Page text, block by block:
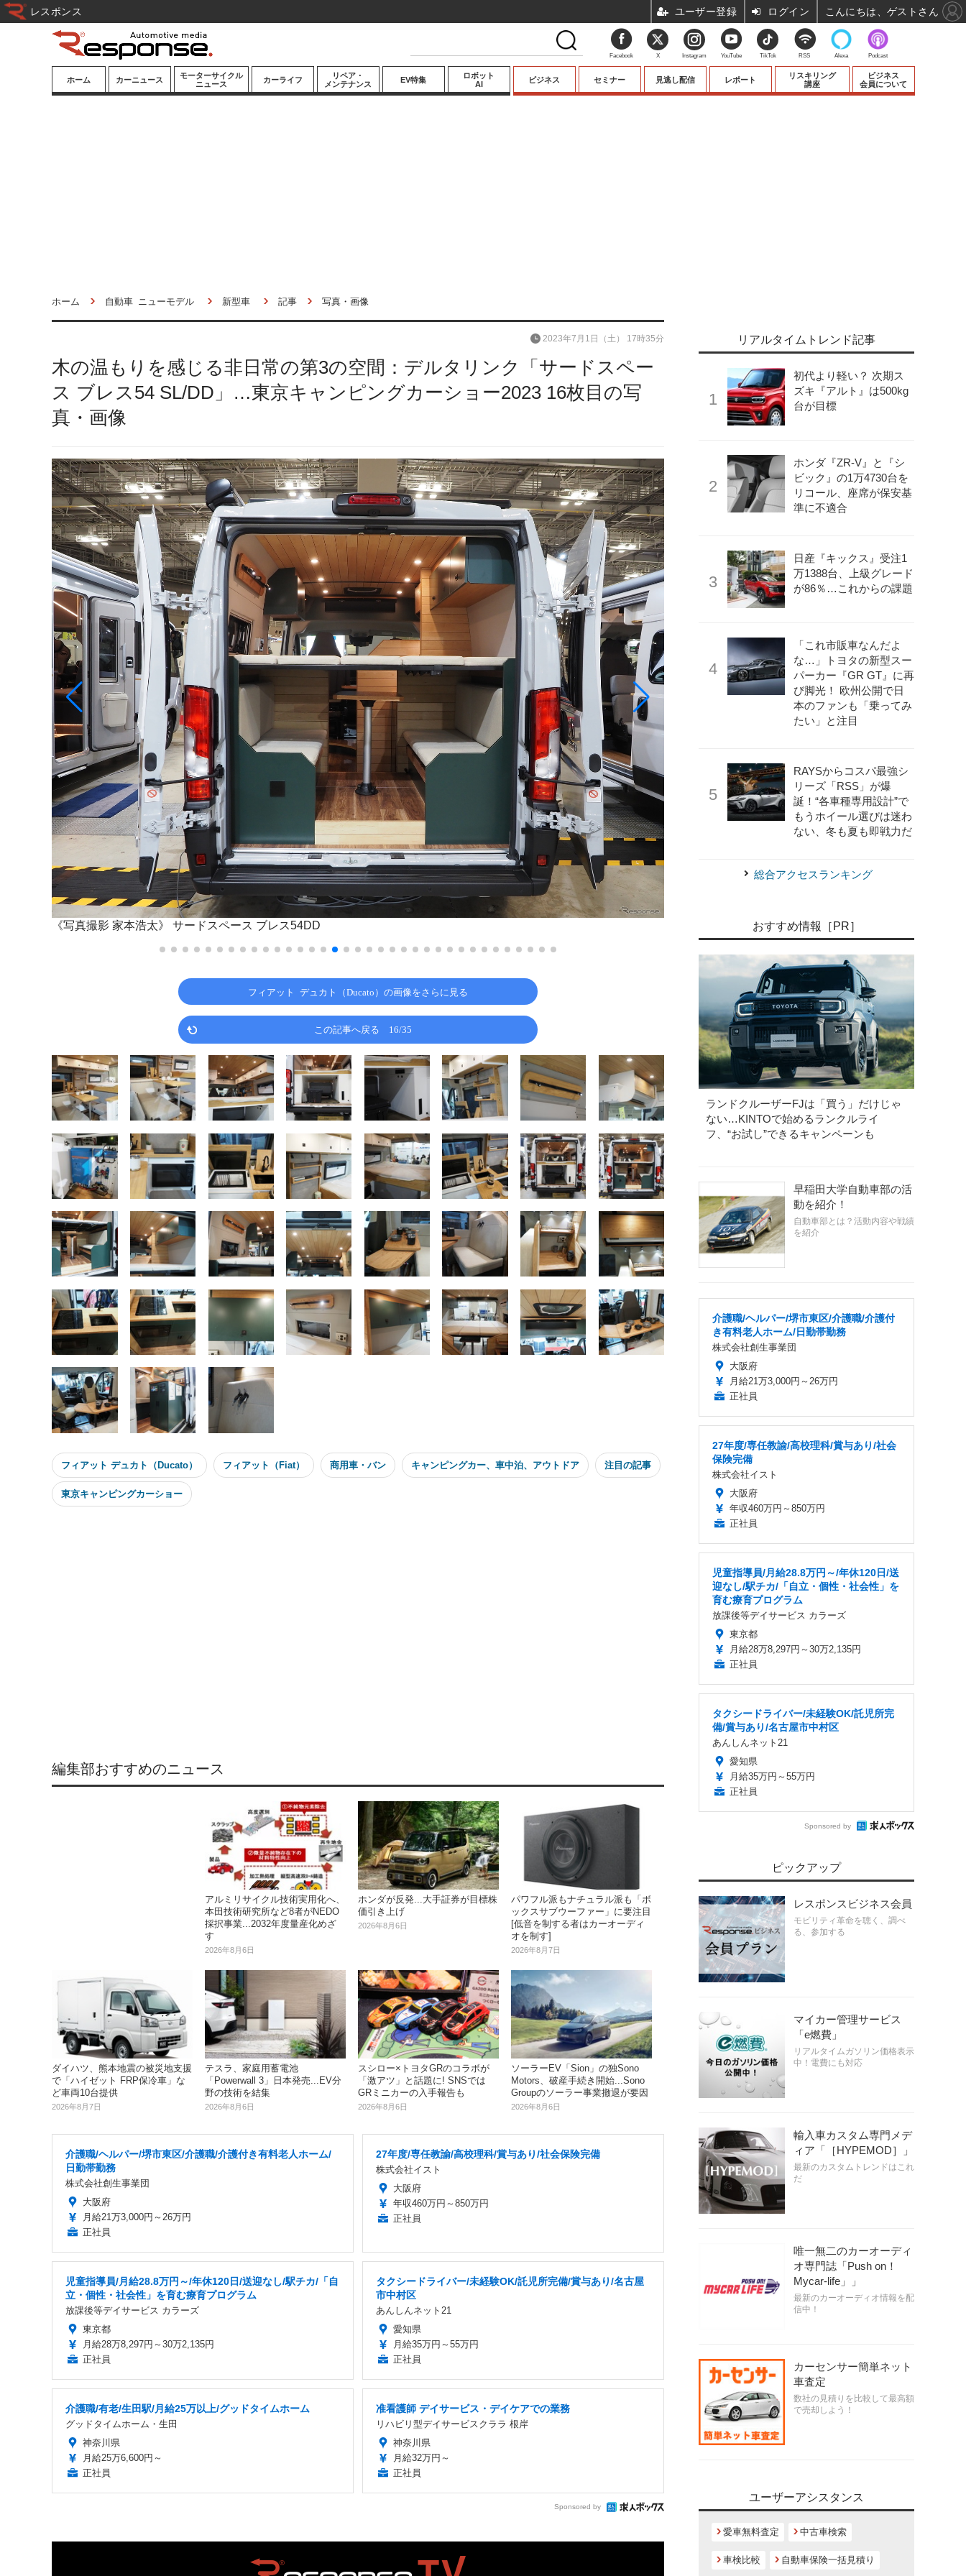
ホーム カーニュース
モーターサイクル
ニュース
カーライフ
リペア・
メンテナンス
EV特集
ロボット
AI
ビジネス セミナー 見逃し配信 レポート
リスキリング
講座
ビジネス
会員について
ホーム 自動車 ニューモデル 新型車 記事 写真・画像
木の温もりを感じる非日常の第3の空間：デルタリンク「サードスペー
ス ブレス54 SL/DD」…東京キャンピングカーショー2023 16枚目の写
真・画像
2023年7月1日（土） 17時35分
《写真撮影 家本浩太》 サードスペース ブレス54DD 《写真撮影 家本浩太》 サードスペース ブレス54DD
フィアット デュカト（Ducato）の画像をさらに見る
この記事へ戻る 16/35
フィアット デュカト（Ducato） フィアット（Fiat） 商用車・バン キャンピングカー、車中泊、アウトドア 注目の記事
東京キャンピングカーショー
編集部おすすめのニュース
アルミリサイクル技術実用化へ、
本田技術研究所など8者がNEDO
採択事業...2032年度量産化めざ
す
2026年8月6日
ホンダが反発...大手証券が目標株
価引き上げ
2026年8月6日
パワフル派もナチュラル派も「ボ
ックスサブウーファー」に要注目
[低音を制する者はカーオーディ
オを制す]
2026年8月7日
ダイハツ、熊本地震の被災地支援
で「ハイゼット FRP保冷車」な
ど車両10台提供
2026年8月7日
テスラ、家庭用蓄電池
「Powerwall 3」日本発売...EV分
野の技術を結集
2026年8月6日
スシロー×トヨタGRのコラボが
「激アツ」と話題に! SNSでは
GRミニカーの入手報告も
2026年8月6日
ソーラーEV「Sion」の独Sono
Motors、破産手続き開始...Sono
Groupのソーラー事業撤退が要因
2026年8月6日
介護職/ヘルパー/堺市東区/介護職/介護付き有料老人ホーム/
日勤帯勤務
株式会社創生事業団
大阪府
月給21万3,000円～26万円
正社員
27年度/専任教諭/高校理科/賞与あり/社会保険完備
株式会社イスト
大阪府
年収460万円～850万円
正社員
児童指導員/月給28.8万円～/年休120日/送迎なし/駅チカ/「自
立・個性・社会性」を育む療育プログラム
放課後等デイサービス カラーズ
東京都
月給28万8,297円～30万2,135円
正社員
タクシードライバー/未経験OK/託児所完備/賞与あり/名古屋
市中村区
あんしんネット21
愛知県
月給35万円～55万円
正社員
介護職/有老/生田駅/月給25万以上/グッドタイムホーム
グッドタイムホーム・生田
神奈川県
月給25万6,600円～
正社員
准看護師 デイサービス・デイケアでの業務
リハビリ型デイサービスクララ 根岸
神奈川県
月給32万円～
正社員
Sponsored by
リアルタイムトレンド記事
初代より軽い？ 次期ス
ズキ『アルト』は500kg
台が目標
ホンダ『ZR-V』と『シ
ビック』の1万4730台を
リコール、座席が保安基
準に不適合
日産『キックス』受注1
万1388台、上級グレード
が86％…これからの課題
「これ市販車なんだよ
な…」トヨタの新型スー
パーカー『GR GT』に再
び脚光！ 欧州公開で日
本のファンも「乗ってみ
たい」と注目
RAYSからコスパ最強シ
リーズ「RSS」が爆
誕！“各車種専用設計”で
もうホイール選びは迷わ
ない、冬も夏も即戦力だ
総合アクセスランキング
おすすめ情報［PR］
ランドクルーザーFJは「買う」だけじゃ
ない…KINTOで始めるランクルライ
フ、“お試し”できるキャンペーンも
早稲田大学自動車部の活
動を紹介！
自動車部とは？活動内容や戦績
を紹介
介護職/ヘルパー/堺市東区/介護職/介護付
き有料老人ホーム/日勤帯勤務
株式会社創生事業団
大阪府
月給21万3,000円～26万円
正社員
27年度/専任教諭/高校理科/賞与あり/社会
保険完備
株式会社イスト
大阪府
年収460万円～850万円
正社員
児童指導員/月給28.8万円～/年休120日/送
迎なし/駅チカ/「自立・個性・社会性」を
育む療育プログラム
放課後等デイサービス カラーズ
東京都
月給28万8,297円～30万2,135円
正社員
タクシードライバー/未経験OK/託児所完
備/賞与あり/名古屋市中村区
あんしんネット21
愛知県
月給35万円～55万円
正社員
Sponsored by
ピックアップ
レスポンスビジネス会員
モビリティ革命を聴く、調べ
る、参加する
マイカー管理サービス
「e燃費」
リアルタイムガソリン価格表示
中！電費にも対応
輸入車カスタム専門メデ
ィア「［HYPEMOD］」
最新のカスタムトレンドはこれ
だ
唯一無二のカーオーディ
オ専門誌「Push on！
Mycar-life」」
最新のカーオーディオ情報を配
信中！
カーセンサー簡単ネット
車査定
数社の見積りを比較して最高額
で売却しよう！
ユーザーアシスタンス
愛車無料査定 中古車検索
車検比較 自動車保険一括見積り
Facebook X Instagram YouTube TikTok RSS Alexa Podcast
レスポンス ユーザー登録 ログイン こんにちは、ゲストさん